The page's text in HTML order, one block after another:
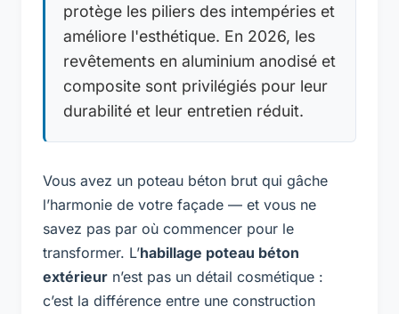
protège les piliers des intempéries et
améliore l'esthétique. En 2026, les
revêtements en aluminium anodisé et
composite sont privilégiés pour leur
durabilité et leur entretien réduit.
Vous avez un poteau béton brut qui gâche
l’harmonie de votre façade — et vous ne
savez pas par où commencer pour le
transformer. L’habillage poteau béton
extérieur n’est pas un détail cosmétique :
c’est la différence entre une construction